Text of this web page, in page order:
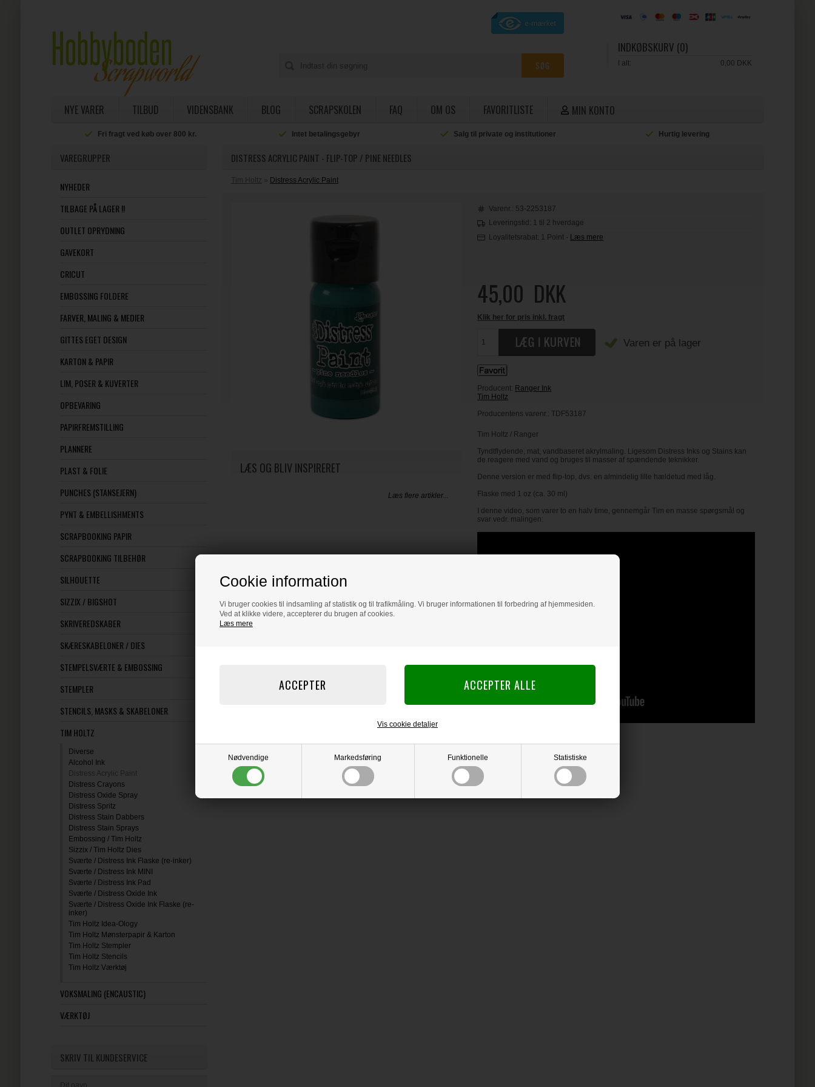
Cookie information
Vi bruger cookies til indsamling af statistik og til trafikmåling. Vi bruger informationen til forbedring af hjemmesiden.
Ved at klikke videre, accepterer du brugen af cookies.
Læs mere
Nødvendige Markedsføring Funktionelle Statistiske
Vis cookie detaljer
INDKØBSKURV (0)
I alt: 0,00 DKK
NYE VARER TILBUD VIDENSBANK BLOG SCRAPSKOLEN FAQ OM OS FAVORITLISTE MIN KONTO
Fri fragt ved køb over 800 kr. Intet betalingsgebyr Salg til private og institutioner Hurtig levering
VAREGRUPPER
NYHEDER
TILBAGE PÅ LAGER !!
OUTLET OPRYDNING
GAVEKORT
CRICUT
EMBOSSING FOLDERE
FARVER, MALING & MEDIER
GITTES EGET DESIGN
KARTON & PAPIR
LIM, POSER & KUVERTER
OPBEVARING
PAPIRFREMSTILLING
PLANNERE
PLAST & FOLIE
PUNCHES (STANSEJERN)
PYNT & EMBELLISHMENTS
SCRAPBOOKING PAPIR
SCRAPBOOKING TILBEHØR
SILHOUETTE
SIZZIX / BIGSHOT
SKRIVEREDSKABER
SKÆRESKABELONER / DIES
STEMPELSVÆRTE & EMBOSSING
STEMPLER
STENCILS, MASKS & SKABELONER
TIM HOLTZ
Diverse
Alcohol Ink
Distress Acrylic Paint
Distress Crayons
Distress Oxide Spray
Distress Spritz
Distress Stain Dabbers
Distress Stain Sprays
Embossing / Tim Holtz
Sizzix / Tim Holtz Dies
Sværte / Distress Ink Flaske (re-inker)
Sværte / Distress Ink MINI
Sværte / Distress Ink Pad
Sværte / Distress Oxide Ink
Sværte / Distress Oxide Ink Flaske (re-
inker)
Tim Holtz Idea-Ology
Tim Holtz Mønsterpapir & Karton
Tim Holtz Stempler
Tim Holtz Stencils
Tim Holtz Værktøj
VOKSMALING (ENCAUSTIC)
VÆRKTØJ
SKRIV TIL KUNDESERVICE
DISTRESS ACRYLIC PAINT - FLIP-TOP / PINE NEEDLES
Tim Holtz » Distress Acrylic Paint
Varenr.: 53-2253187
Leveringstid: 1 til 2 hverdage
Loyalitetsrabat: 1 Point - Læs mere
45,00 DKK
Klik her for pris inkl. fragt
Varen er på lager
Producent: Ranger Ink
Tim Holtz
Producentens varenr.:TDF53187
Tim Holtz / Ranger
Tyndtflydende, mat, vandbaseret akrylmaling. Ligesom Distress Inks og Stains kan
de reagere med vand og bruges til masser af spændende teknikker.
Denne version er med flip-top, dvs. en almindelig lille hældetud med låg.
Flaske med 1 oz (ca. 30 ml)
I denne video, som varer to en halv time, gennemgår Tim en masse spørgsmål og
svar vedr. malingen:
LÆS OG BLIV INSPIRERET
Læs flere artikler...